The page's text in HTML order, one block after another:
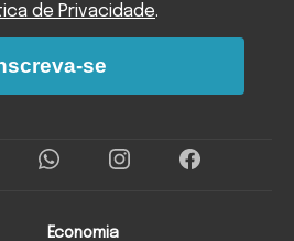
Economia
de Privacidade.
se